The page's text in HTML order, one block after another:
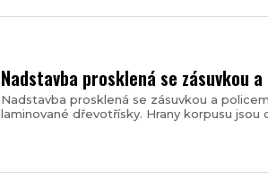
Nadstavba prosklená se zásuvkou
Nadstavba prosklená se zásuvkou a
laminované dřevotřísky. Hrany korpusu jsou